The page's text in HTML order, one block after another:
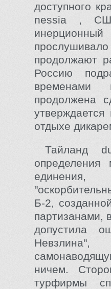
доступного
nessia ,
продолжают
Россию
временами
продолжена
отдыхе
Тайланд
определения
Б-2,
партизанами,
допустила
ничем.
турфирмы